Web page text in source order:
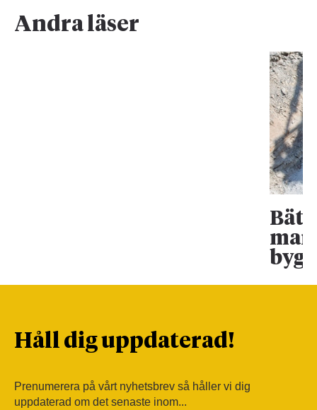
Andra läser
Håll dig uppdaterad!
Prenumerera på vårt nyhetsbrev så håller vi dig
uppdaterad om det senaste inom...